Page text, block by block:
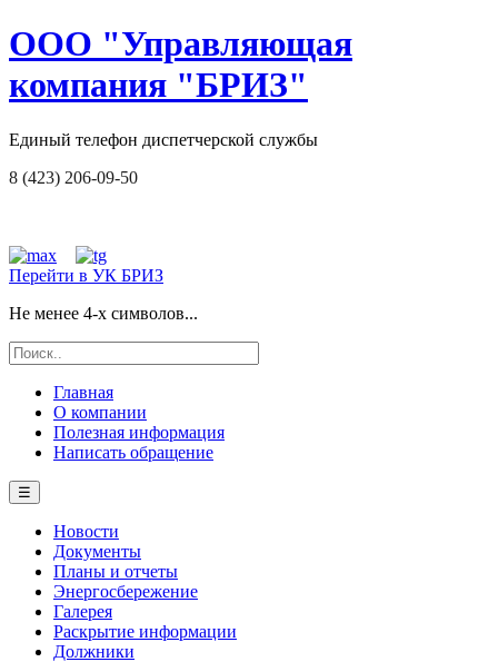
ООО "Управляющая
компания "БРИЗ"
Единый телефон диспетчерской службы
8 (423) 206-09-50
Перейти в УК БРИЗ
Не менее 4-х символов...
Главная
О компании
Полезная информация
Написать обращение
☰
Новости
Документы
Планы и отчеты
Энергосбережение
Галерея
Раскрытие информации
Должники